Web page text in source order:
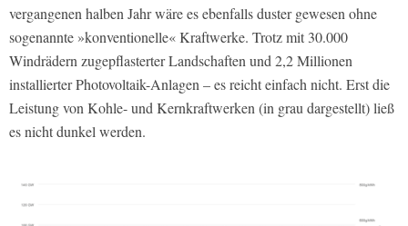
vergangenen halben Jahr wäre es ebenfalls duster gewesen ohne
sogenannte »konventionelle« Kraftwerke. Trotz mit 30.000
Windrädern zugepflasterter Landschaften und 2,2 Millionen
installierter Photovoltaik-Anlagen – es reicht einfach nicht. Erst die
Leistung von Kohle- und Kernkraftwerken (in grau dargestellt) ließ
es nicht dunkel werden.